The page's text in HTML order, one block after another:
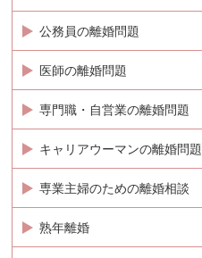
公務員の離婚問題
医師の離婚問題
専門職・自営業の離婚問題
キャリアウーマンの離婚問題
専業主婦のための離婚相談
熟年離婚